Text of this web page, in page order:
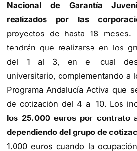
Nacional de Garantía
realizados por las
proyectos de hasta 18 meses.
tendrán que realizarse en los
del 1 al 3, en el cual
universitario, complementando a
Programa Andalucía Activa que
de cotización del 4 al 10. Los
los 25.000 euros por contrato
dependiendo del grupo de
1.000 euros cuando la